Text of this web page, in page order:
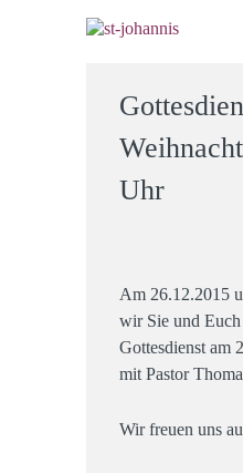
Uhr
Am 26.12.2015
wir Sie und
Gottesdienst am
mit Pastor
Wir freuen uns